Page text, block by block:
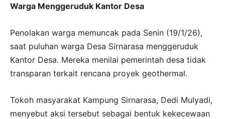
Warga Menggeruduk Kantor Desa
Penolakan warga memuncak pada Senin (19/1/26),
saat puluhan warga Desa Sirnarasa menggeruduk
Kantor Desa. Mereka menilai pemerintah desa tidak
transparan terkait rencana proyek geothermal.
Tokoh masyarakat Kampung Sirnarasa, Dedi Mulyadi,
menyebut aksi tersebut sebagai bentuk kekecewaan